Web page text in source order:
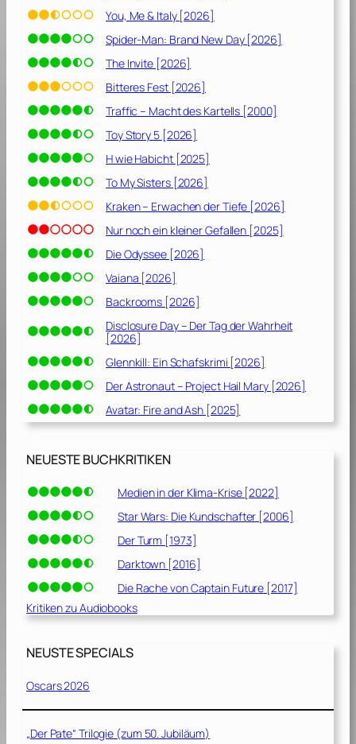
You, Me & Italy [2026]
Spider-Man: Brand New Day [2026]
The Invite [2026]
Bitteres Fest [2026]
Traffic – Macht des Kartells [2000]
Toy Story 5 [2026]
H wie Habicht [2025]
To My Sisters [2026]
Kraken – Erwachen der Tiefe [2026]
Nur noch ein kleiner Gefallen [2025]
Die Odyssee [2026]
Vaiana [2026]
Backrooms [2026]
Disclosure Day – Der Tag der Wahrheit
[2026]
Glennkill: Ein Schafskrimi [2026]
Der Astronaut – Project Hail Mary [2026]
Avatar: Fire and Ash [2025]
NEUESTE BUCHKRITIKEN
Medien in der Klima-Krise [2022]
Star Wars: Die Kundschafter [2006]
Der Turm [1973]
Darktown [2016]
Die Rache von Captain Future [2017]
Kritiken zu Audiobooks
NEUSTE SPECIALS
Oscars 2026
„Der Pate“ Trilogie (zum 50. Jubiläum)